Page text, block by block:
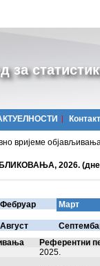
за
Контакт
објављивања
2026.
Фебруар Март
Август
Референтни
2025.